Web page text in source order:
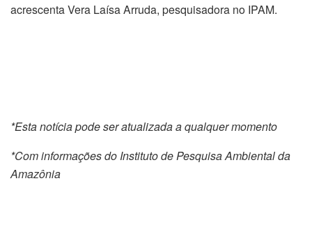
acrescenta Vera Laísa Arruda, pesquisadora no IPAM.
*Esta notícia pode ser atualizada a qualquer momento
*Com informações do Instituto de Pesquisa Ambiental da
Amazônia